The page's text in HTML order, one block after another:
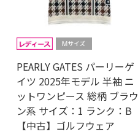
PEARLY GATES パーリーゲ
イツ 2025年モデル 半袖 ニ
ットワンピース 総柄 ブラウ
ン系 サイズ：1 ランク：B
【中古】ゴルフウェア